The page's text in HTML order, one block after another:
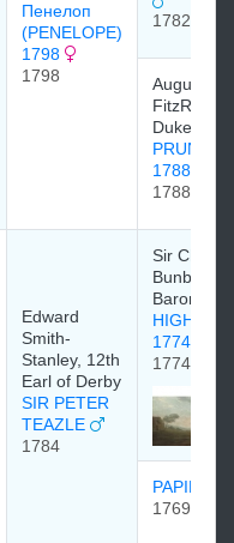
Пенелоп
(PENELOPE)
1798
1798
1782
Augustus
FitzRoy,
Duke of
1788
1788
Edward
Smith-
Stanley, 12th
Earl of Derby
SIR PETER
TEAZLE
1784
Sir
Bunbury,
Baronet
1774
1774
1769